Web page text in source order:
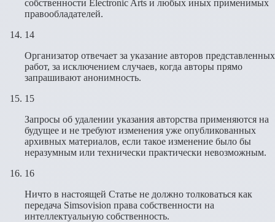
собственности Electronic Arts и любых иных применимых
правообладателей.
14
Организатор отвечает за указание авторов представленных
работ, за исключением случаев, когда авторы прямо
запрашивают анонимность.
15
Запросы об удалении указания авторства применяются на
будущее и не требуют изменения уже опубликованных
архивных материалов, если такое изменение было бы
неразумным или технически практически невозможным.
16
Ничто в настоящей Статье не должно толковаться как
передача Simsovision права собственности на
интеллектуальную собственность.